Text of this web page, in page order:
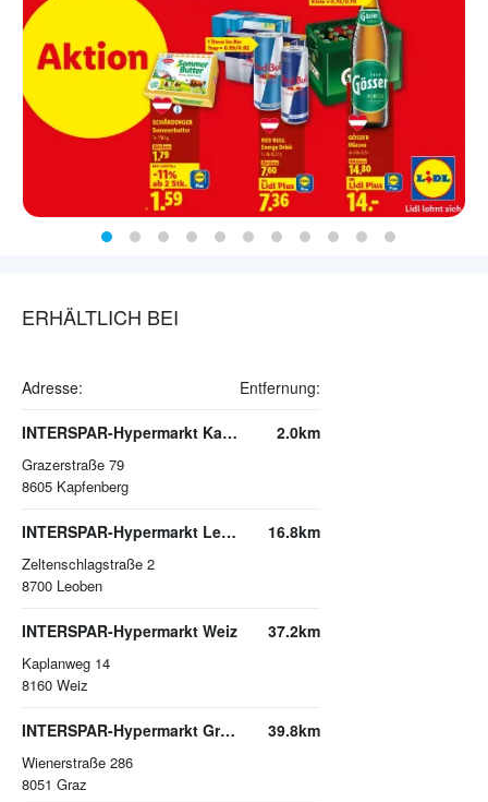
ERHÄLTLICH BEI
Adresse: Entfernung:
INTERSPAR-Hypermarkt Kapfenberg
Grazerstraße 79
8605 Kapfenberg
2.0km
INTERSPAR-Hypermarkt Leoben
Zeltenschlagstraße 2
8700 Leoben
16.8km
INTERSPAR-Hypermarkt Weiz
Kaplanweg 14
8160 Weiz
37.2km
INTERSPAR-Hypermarkt Graz-Nord
Wienerstraße 286
8051 Graz
39.8km